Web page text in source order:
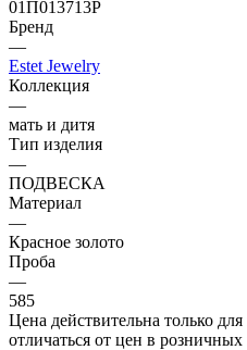
01П013713Р
Бренд
—
Estet Jewelry
Коллекция
—
мать и дитя
Тип изделия
—
ПОДВЕСКА
Материал
—
Красное золото
Проба
—
585
Цена действительна только
отличаться от цен в розничных